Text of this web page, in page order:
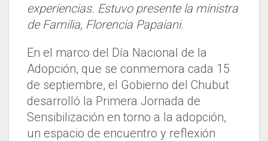
experiencias. Estuvo presente la ministra
de Familia, Florencia Papaiani.
En el marco del Día Nacional de la
Adopción, que se conmemora cada 15
de septiembre, el Gobierno del Chubut
desarrolló la Primera Jornada de
Sensibilización en torno a la adopción,
un espacio de encuentro y reflexión